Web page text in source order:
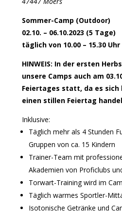
Sommer-Camp (Outdoor)
02.10. – 06.10.2023 (5 Tage)
täglich von 10.00 – 15.30 Uhr
HINWEIS: In der ersten
unsere Camps auch am
Feiertages statt, da es sich
einen stillen Feiertag
Inklusive:
Täglich mehr als 4 Stunden
Gruppen von ca. 15 Kindern
Trainer-Team mit
Akademien von Proficlubs
Torwart-Training wird im
Täglich warmes Sportler-
Isotonische Getränke und